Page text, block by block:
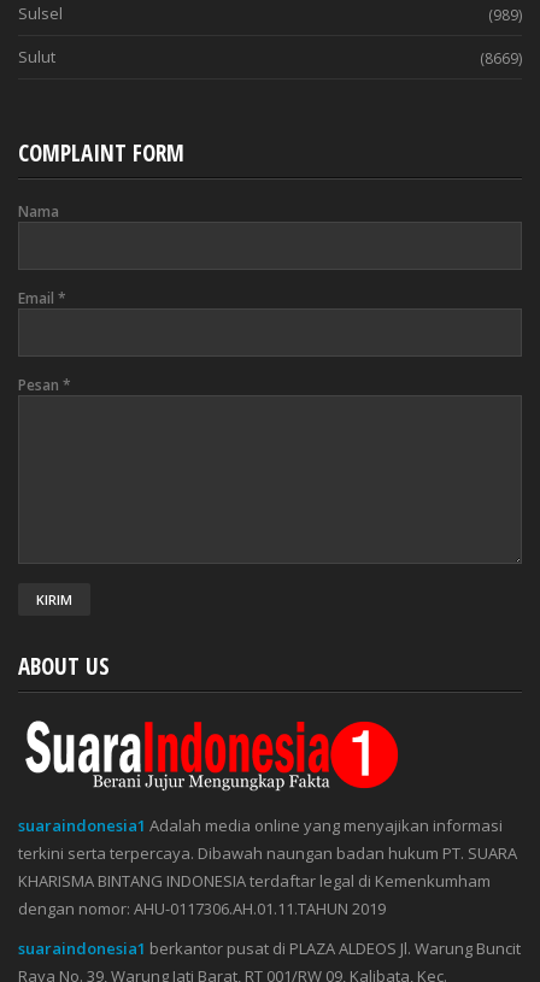
Sulsel (989)
Sulut (8669)
COMPLAINT FORM
Nama
Email *
Pesan *
ABOUT US
suaraindonesia1 Adalah media online yang menyajikan informasi
terkini serta terpercaya. Dibawah naungan badan hukum PT. SUARA
KHARISMA BINTANG INDONESIA terdaftar legal di Kemenkumham
dengan nomor: AHU-0117306.AH.01.11.TAHUN 2019
suaraindonesia1 berkantor pusat di PLAZA ALDEOS Jl. Warung Buncit
Raya No. 39, Warung Jati Barat, RT 001/RW 09, Kalibata, Kec.